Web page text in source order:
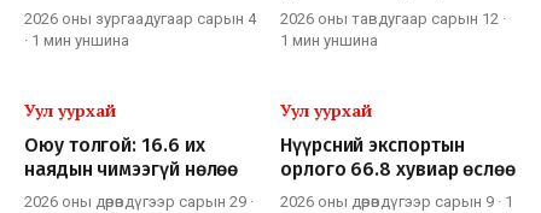
2026 оны зургаадугаар сарын 4
· 1 мин уншина
2026 оны тавдугаар сарын 12 ·
1 мин уншина
Уул уурхай
Оюу толгой: 16.6 их
наядын чимээгүй нөлөө
2026 оны дөрөвдүгээр сарын 29 ·
Уул уурхай
Нүүрсний экспортын
орлого 66.8 хувиар өслөө
2026 оны дөрөвдүгээр сарын 9 · 1